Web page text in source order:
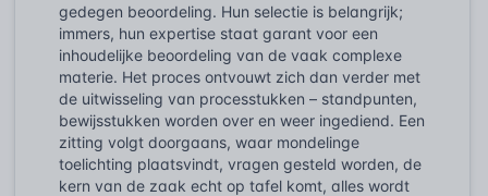
gedegen beoordeling. Hun selectie is belangrijk;
immers, hun expertise staat garant voor een
inhoudelijke beoordeling van de vaak complexe
materie. Het proces ontvouwt zich dan verder met
de uitwisseling van processtukken – standpunten,
bewijsstukken worden over en weer ingediend. Een
zitting volgt doorgaans, waar mondelinge
toelichting plaatsvindt, vragen gesteld worden, de
kern van de zaak echt op tafel komt, alles wordt